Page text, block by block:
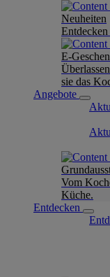
Neuheiten
E-
sie das
Angebote
Vom
Küche.
Entdecken